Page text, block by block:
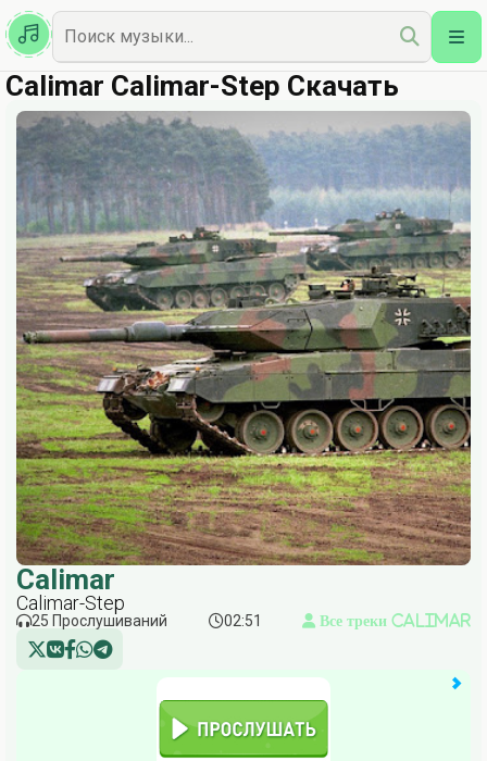
Казахская
Наш Топ
Calimar Calimar-Step Скачать
Calimar
Calimar-Step
25 Прослушиваний 02:51 Все треки Calimar